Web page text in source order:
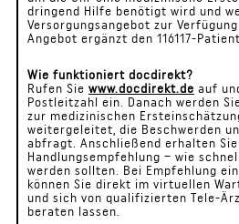
dringend Hilfe benötigt wird und
Versorgungsangebot zur
Angebot ergänzt den 116117-
Wie funktioniert docdirekt?
Rufen Sie www.docdirekt.de auf
Postleitzahl ein. Danach werden
zur medizinischen
weitergeleitet, die Beschwerden
abfragt. Anschließend erhalten
Handlungsempfehlung – wie
werden sollten. Bei Empfehlung
können Sie direkt im virtuellen
und sich von qualifizierten Tele-
beraten lassen.